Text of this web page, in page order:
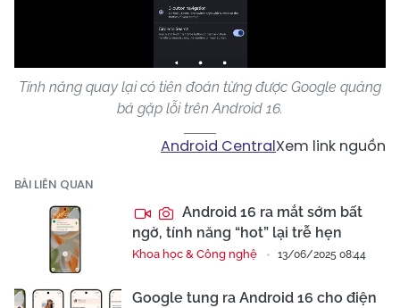
Video
Tính năng quay lại có tiên đoán từng được Google quảng
bá gặp lỗi trên Android 16.
Android CentralXem link nguồn
BÀI LIÊN QUAN
Android 16 ra mắt sớm bất
ngờ, tính năng “hot” lại trễ hẹn
Khoa học & Công nghệ 13/06/2025 08:44
Google tung ra Android 16 cho điện